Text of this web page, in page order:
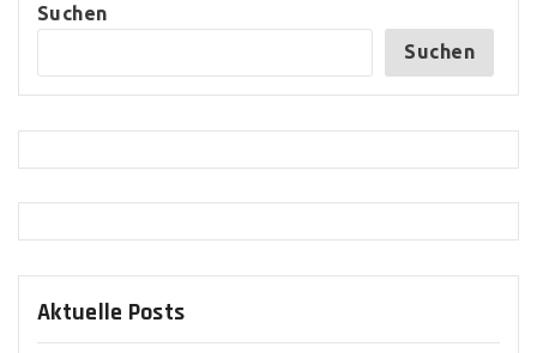
Suchen
Suchen
Aktuelle Posts